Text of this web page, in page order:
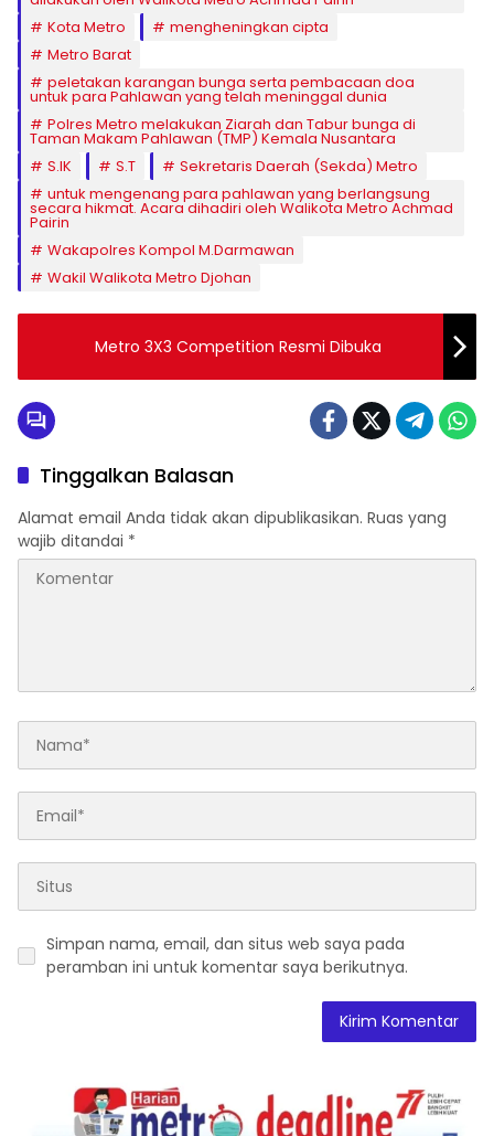
Kota Metro
mengheningkan cipta
Metro Barat
peletakan karangan bunga serta pembacaan doa
untuk para Pahlawan yang telah meninggal dunia
Polres Metro melakukan Ziarah dan Tabur bunga di
Taman Makam Pahlawan (TMP) Kemala Nusantara
S.IK
S.T
Sekretaris Daerah (Sekda) Metro
untuk mengenang para pahlawan yang berlangsung
secara hikmat. Acara dihadiri oleh Walikota Metro Achmad
Pairin
Wakapolres Kompol M.Darmawan
Wakil Walikota Metro Djohan
Metro 3X3 Competition Resmi Dibuka
Tinggalkan Balasan
Alamat email Anda tidak akan dipublikasikan. Ruas yang
wajib ditandai *
Simpan nama, email, dan situs web saya pada
peramban ini untuk komentar saya berikutnya.